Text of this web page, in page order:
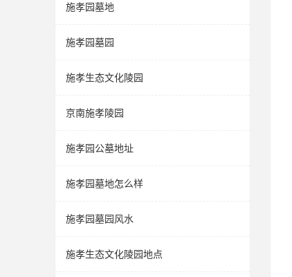
施孝园墓地
施孝园墓园
施孝生态文化陵园
京南施孝陵园
施孝园公墓地址
施孝园墓地怎么样
施孝园墓园风水
施孝生态文化陵园地点